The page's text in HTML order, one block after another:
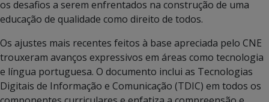
os desafios a serem enfrentados na construção de uma
educação de qualidade como direito de todos.
Os ajustes mais recentes feitos à base apreciada pelo CNE
trouxeram avanços expressivos em áreas como tecnologia
e língua portuguesa. O documento inclui as Tecnologias
Digitais de Informação e Comunicação (TDIC) em todos os